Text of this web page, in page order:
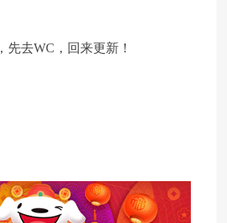
先去WC，回来更新！